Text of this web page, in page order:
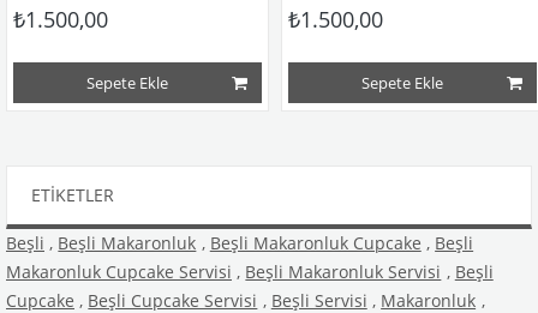
₺1.500,00
Sepete Ekle
₺1.500,00
Sepete Ekle
ETIKETLER
Beşli , Beşli Makaronluk , Beşli Makaronluk Cupcake , Beşli
Makaronluk Cupcake Servisi , Beşli Makaronluk Servisi , Beşli
Cupcake , Beşli Cupcake Servisi , Beşli Servisi , Makaronluk ,